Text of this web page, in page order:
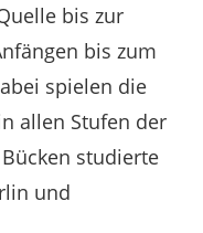
bis zur
bis zum
allen Stufen der
studierte
und